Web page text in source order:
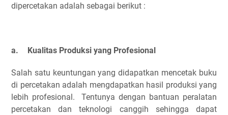
dipercetakan adalah sebagai berikut :
a. Kualitas Produksi yang Profesional
Salah satu keuntungan yang didapatkan mencetak buku
di percetakan adalah mengdapatkan hasil produksi yang
lebih profesional. Tentunya dengan bantuan peralatan
percetakan dan teknologi canggih sehingga dapat